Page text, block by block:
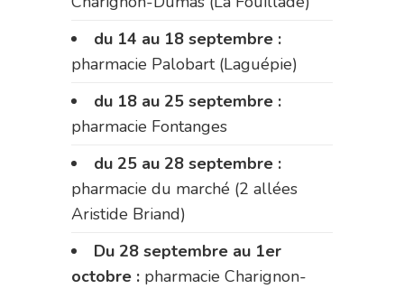
du 14 au 18 septembre :
pharmacie Palobart (Laguépie)
du 18 au 25 septembre :
pharmacie Fontanges
du 25 au 28 septembre :
pharmacie du marché (2 allées
Aristide Briand)
Du 28 septembre au 1er
octobre : pharmacie Charignon-